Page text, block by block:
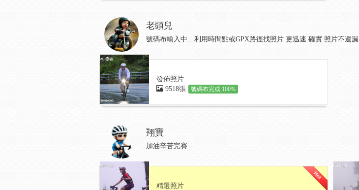
老頭兒
號碼布輸入中…利用時間點或GPX路徑找照片 更迅速 確實 照片不遺漏
發佈照片
9518張
號碼布完成:100%
翔寶
加油辛苦完賽
精選照片